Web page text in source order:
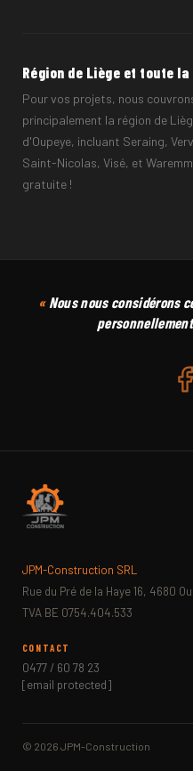
CODE POSTAL
Région de Liège et toute la
Pour vos projets, nous
principalement la région de
d'Oupeye, incluant Seraing,
Saint-Nicolas, Visé, et
gratuite !
Nous nous considérons
JPM-Construction SRL
Rue du Pré de la Haye 16, 4680
TVA BE 0754.404.533
CONTACT
0477 / 60 78 23
[email protected]
© 2026 JPM-Construction